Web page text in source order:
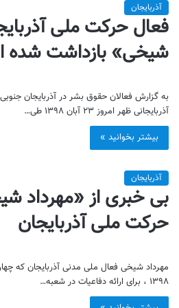
آذربایجان
فعال حرکت ملی
شیخی» بازداشت
به گزارش فعالان حقوق بشر در آذربایجان
آذربایجانی ظهر امروز ۲۳ آبان ۱۳۹۸ طی…
بیشتر بخوانید »
آذربایجان
بی خبری از «مهرداد
حرکت ملی آذربایجان
۱۳۹۸ ، برای ارائه دفاعیات در شعبه…